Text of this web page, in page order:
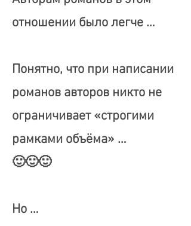
отношении было легче …
Понятно, что при написании
романов авторов никто не
ограничивает «строгими
рамками объёма» …
🙂🙂🙂
Но …